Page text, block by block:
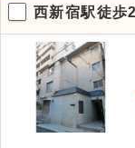
西新宿駅徒歩
の貸事務所物